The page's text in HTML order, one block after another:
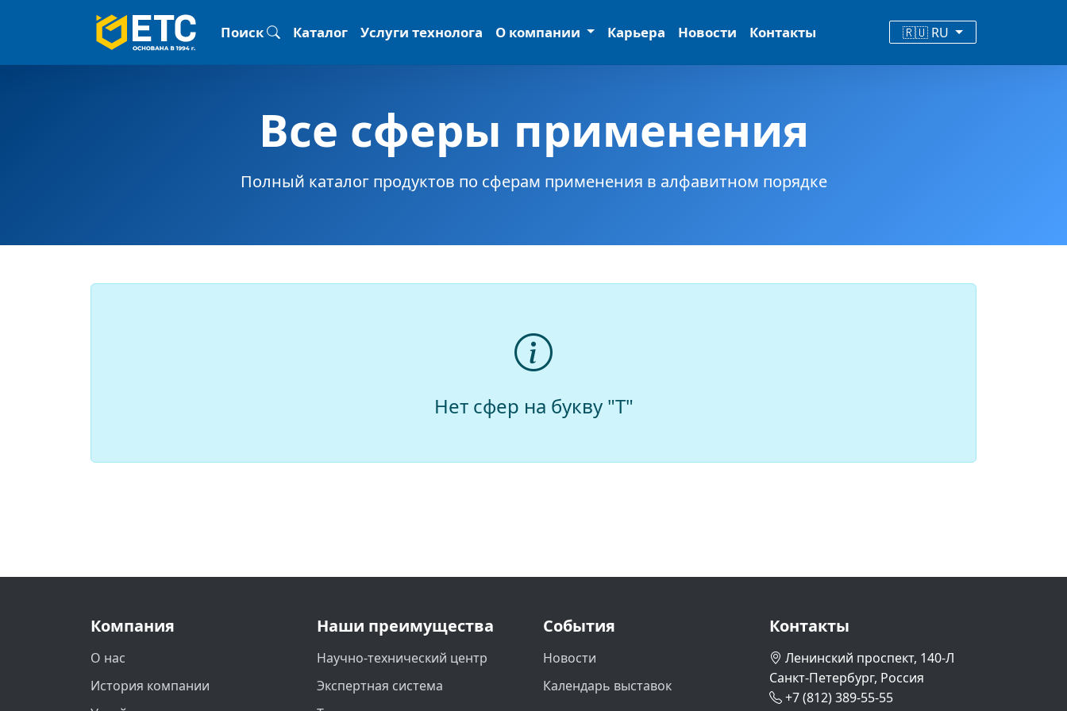
Поиск Каталог Услуги технолога О компании Карьера Новости Контакты 🇷🇺 RU
Все сферы применения
Полный каталог продуктов по сферам применения в алфавитном порядке
Нет сфер на букву "Т"
Компания
О нас
История компании
Наши преимущества
Научно-технический центр
Экспертная система
События
Новости
Календарь выставок
Контакты
Ленинский проспект, 140-Л
Санкт-Петербург, Россия
+7 (812) 389-55-55